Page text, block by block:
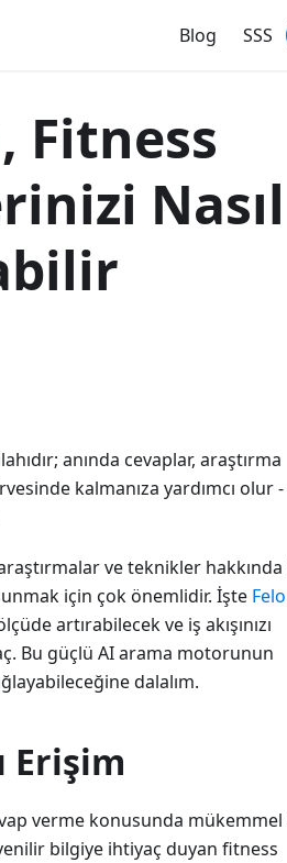
Blog SSS
Fitness
Nasıl
anında cevaplar, araştırma
kalmanıza yardımcı olur -
ve teknikler
için çok önemlidir. İşte Felo
artırabilecek ve iş akışınızı
Bu güçlü AI arama motorunun
dalalım.
Erişim
verme konusunda
bilgiye ihtiyaç duyan fitness